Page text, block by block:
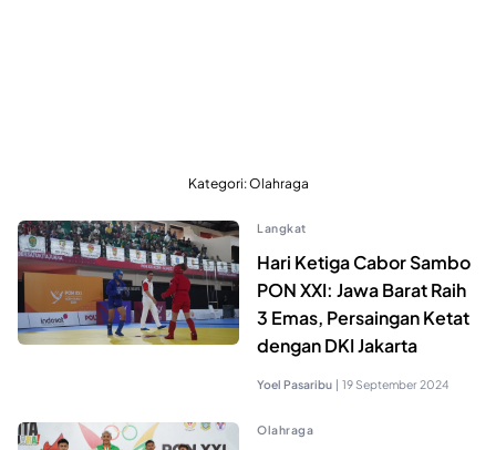
Kategori:Olahraga
Langkat
Hari Ketiga Cabor Sambo
PON XXI: Jawa Barat Raih
3 Emas, Persaingan Ketat
dengan DKI Jakarta
Yoel Pasaribu | 19 September 2024
Olahraga